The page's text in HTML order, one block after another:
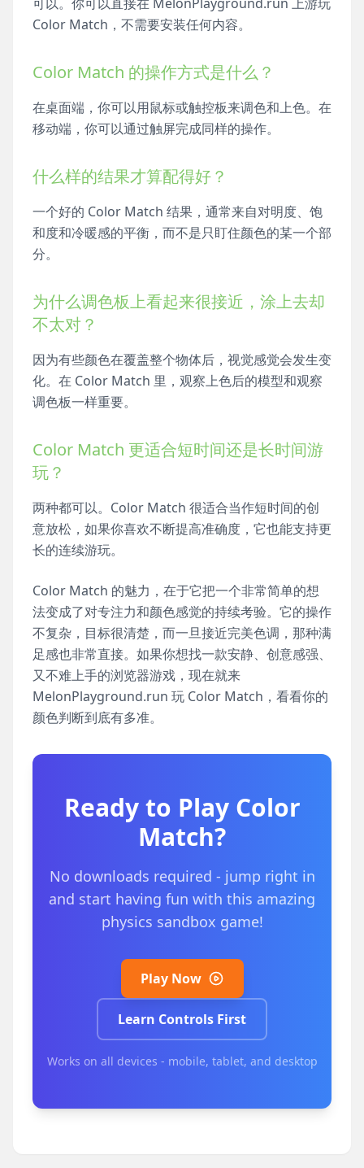
Color Match，不需要安装任何内容。
Color Match 的操作方式是什么？
在桌面端，你可以用鼠标或触控板来调色和上色。在
移动端，你可以通过触屏完成同样的操作。
什么样的结果才算配得好？
一个好的 Color Match 结果，通常来自对明度、饱
和度和冷暖感的平衡，而不是只盯住颜色的某一个部
分。
为什么调色板上看起来很接近，涂上去却
不太对？
因为有些颜色在覆盖整个物体后，视觉感觉会发生变
化。在 Color Match 里，观察上色后的模型和观察
调色板一样重要。
Color Match 更适合短时间还是长时间游
玩？
两种都可以。Color Match 很适合当作短时间的创
意放松，如果你喜欢不断提高准确度，它也能支持更
长的连续游玩。
Color Match 的魅力，在于它把一个非常简单的想
法变成了对专注力和颜色感觉的持续考验。它的操作
不复杂，目标很清楚，而一旦接近完美色调，那种满
足感也非常直接。如果你想找一款安静、创意感强、
又不难上手的浏览器游戏，现在就来
MelonPlayground.run 玩 Color Match，看看你的
颜色判断到底有多准。
Ready to Play Color
Match?
No downloads required - jump right in
and start having fun with this amazing
physics sandbox game!
Play Now
Learn Controls First
Works on all devices - mobile, tablet, and desktop